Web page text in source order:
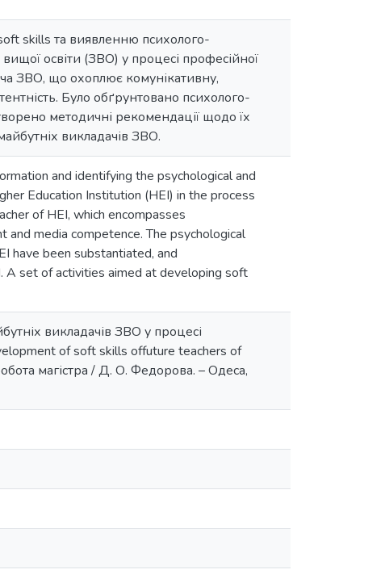
skills та виявленню психолого-
освіти (ЗВО) у процесі професійної
ЗВО, що охоплює комунікативну,
Було обґрунтовано психолого-
методичні рекомендації щодо їх
викладачів ЗВО.
and identifying the psychological and
Education Institution (HEI) in the process
of HEI, which encompasses
and media competence. The psychological
have been substantiated, and
A set of activities aimed at developing soft
викладачів ЗВО у процесі
of soft skills offuture teachers of
магістра / Д. О. Федорова. – Одеса,